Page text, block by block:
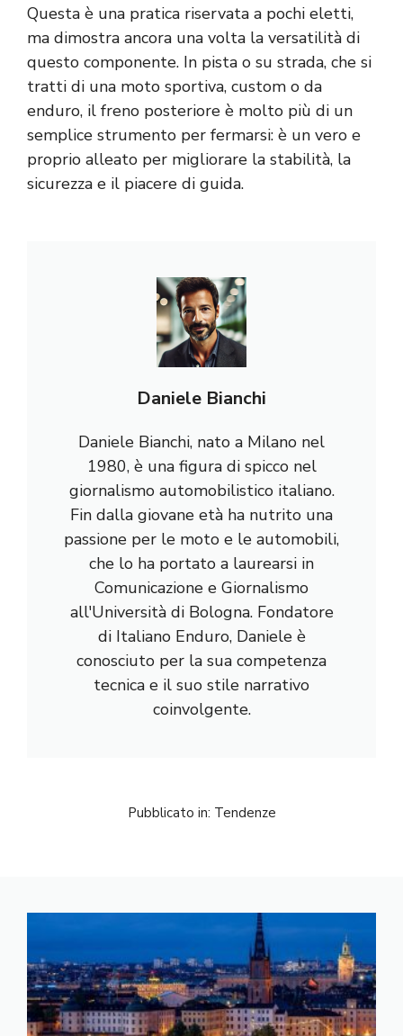
Questa è una pratica riservata a pochi eletti,
ma dimostra ancora una volta la versatilità di
questo componente. In pista o su strada, che si
tratti di una moto sportiva, custom o da
enduro, il freno posteriore è molto più di un
semplice strumento per fermarsi: è un vero e
proprio alleato per migliorare la stabilità, la
sicurezza e il piacere di guida.
Daniele Bianchi
Daniele Bianchi, nato a Milano nel
1980, è una figura di spicco nel
giornalismo automobilistico italiano.
Fin dalla giovane età ha nutrito una
passione per le moto e le automobili,
che lo ha portato a laurearsi in
Comunicazione e Giornalismo
all'Università di Bologna. Fondatore
di Italiano Enduro, Daniele è
conosciuto per la sua competenza
tecnica e il suo stile narrativo
coinvolgente.
Pubblicato in: Tendenze